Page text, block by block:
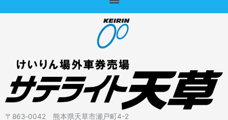
ニ
ュ
ー
〒863‐0042 熊本県天草市瀬戸町4-2